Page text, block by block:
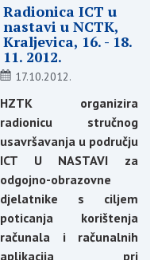
Radionica ICT u
nastavi u NCTK,
Kraljevica, 16. - 18.
11. 2012.
17.10.2012.
HZTK organizira
radionicu stručnog
usavršavanja u području
ICT U NASTAVI za
odgojno-obrazovne
djelatnike s ciljem
poticanja korištenja
računala i računalnih
aplikacija pri